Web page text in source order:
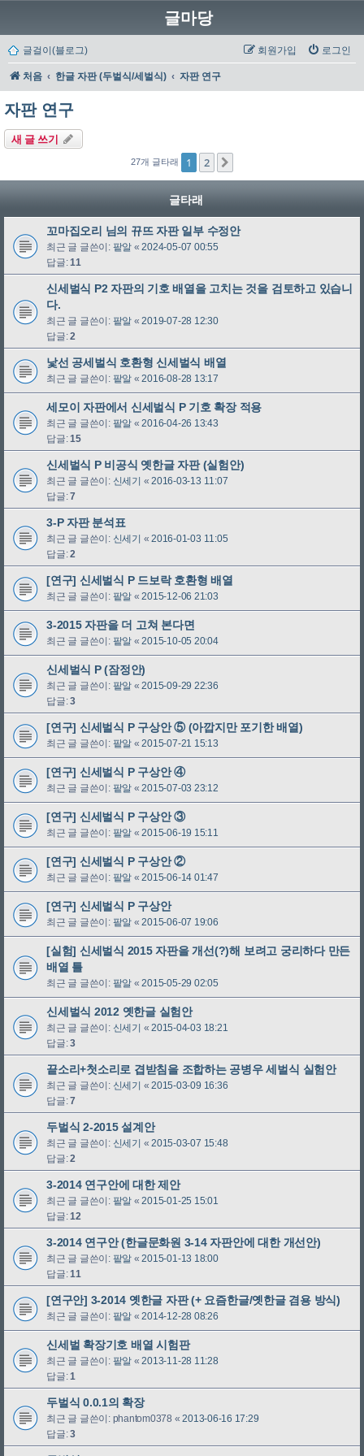
글마당
글걸이(블로그) 로그인
회원가입
처음 한글 자판 (두벌식/세벌식) 자판 연구
자판 연구
새 글 쓰기
27개 글타래 1 2
글타래
꼬마집오리 님의 뀨뜨 자판 일부 수정안
최근 글 글쓴이: 팥알 «2024-05-07 00:55
답글:11
신세벌식 P2 자판의 기호 배열을 고치는 것을 검토하고 있습니
다.
최근 글 글쓴이: 팥알 «2019-07-28 12:30
답글:2
낯선 공세벌식 호환형 신세벌식 배열
최근 글 글쓴이: 팥알 «2016-08-28 13:17
세모이 자판에서 신세벌식 P 기호 확장 적용
최근 글 글쓴이: 팥알 «2016-04-26 13:43
답글:15
신세벌식 P 비공식 옛한글 자판 (실험안)
최근 글 글쓴이: 신세기 «2016-03-13 11:07
답글:7
3-P 자판 분석표
최근 글 글쓴이: 신세기 «2016-01-03 11:05
답글:2
[연구] 신세벌식 P 드보락 호환형 배열
최근 글 글쓴이: 팥알 «2015-12-06 21:03
3-2015 자판을 더 고쳐 본다면
최근 글 글쓴이: 팥알 «2015-10-05 20:04
신세벌식 P (잠정안)
최근 글 글쓴이: 팥알 «2015-09-29 22:36
답글:3
[연구] 신세벌식 P 구상안 ⑤ (아깝지만 포기한 배열)
최근 글 글쓴이: 팥알 «2015-07-21 15:13
[연구] 신세벌식 P 구상안 ④
최근 글 글쓴이: 팥알 «2015-07-03 23:12
[연구] 신세벌식 P 구상안 ③
최근 글 글쓴이: 팥알 «2015-06-19 15:11
[연구] 신세벌식 P 구상안 ②
최근 글 글쓴이: 팥알 «2015-06-14 01:47
[연구] 신세벌식 P 구상안
최근 글 글쓴이: 팥알 «2015-06-07 19:06
[실험] 신세벌식 2015 자판을 개선(?)해 보려고 궁리하다 만든
배열 틀
최근 글 글쓴이: 팥알 «2015-05-29 02:05
신세벌식 2012 옛한글 실험안
최근 글 글쓴이: 신세기 «2015-04-03 18:21
답글:3
끝소리+첫소리로 겹받침을 조합하는 공병우 세벌식 실험안
최근 글 글쓴이: 신세기 «2015-03-09 16:36
답글:7
두벌식 2-2015 설계안
최근 글 글쓴이: 신세기 «2015-03-07 15:48
답글:2
3-2014 연구안에 대한 제안
최근 글 글쓴이: 팥알 «2015-01-25 15:01
답글:12
3-2014 연구안 (한글문화원 3-14 자판안에 대한 개선안)
최근 글 글쓴이: 팥알 «2015-01-13 18:00
답글:11
[연구안] 3-2014 옛한글 자판 (+ 요즘한글/옛한글 겸용 방식)
최근 글 글쓴이: 팥알 «2014-12-28 08:26
신세벌 확장기호 배열 시험판
최근 글 글쓴이: 팥알 «2013-11-28 11:28
답글:1
두벌식 0.0.1의 확장
최근 글 글쓴이: phantom0378 «2013-06-16 17:29
답글:3